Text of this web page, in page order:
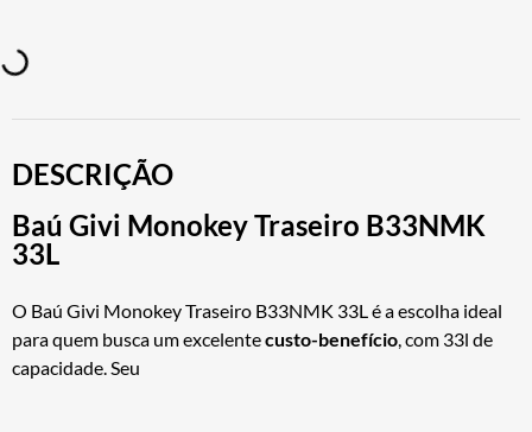
DESCRIÇÃO
Baú Givi Monokey Traseiro B33NMK
33L
O Baú Givi Monokey Traseiro B33NMK 33L é a escolha ideal
para quem busca um excelentecusto-benefício , com 33l de
capacidade. Seu